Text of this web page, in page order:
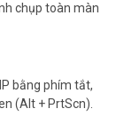
chụp toàn màn
bằng phím tắt,
(Alt + PrtScn).